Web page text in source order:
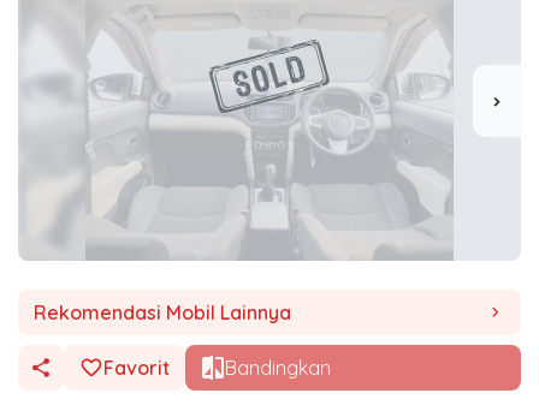
chevron_right
Rekomendasi Mobil Lainnya chevron_right
Favorit Bandingkan